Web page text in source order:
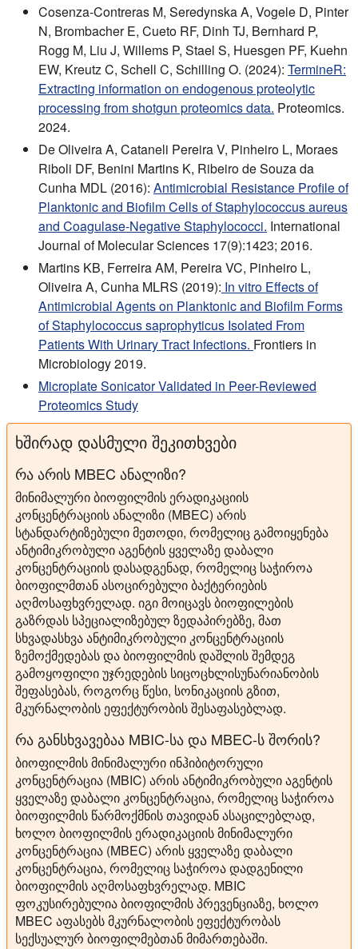
Cosenza-Contreras M, Seredynska A, Vogele D, Pinter
N, Brombacher E, Cueto RF, Dinh TJ, Bernhard P,
Rogg M, Liu J, Willems P, Stael S, Huesgen PF, Kuehn
EW, Kreutz C, Schell C, Schilling O. (2024): TermineR:
Extracting information on endogenous proteolytic
processing from shotgun proteomics data. Proteomics.
2024.
De Oliveira A, Cataneli Pereira V, Pinheiro L, Moraes
Riboli DF, Benini Martins K, Ribeiro de Souza da
Cunha MDL (2016): Antimicrobial Resistance Profile of
Planktonic and Biofilm Cells of Staphylococcus aureus
and Coagulase-Negative Staphylococci. International
Journal of Molecular Sciences 17(9):1423; 2016.
Martins KB, Ferreira AM, Pereira VC, Pinheiro L,
Oliveira A, Cunha MLRS (2019): In vitro Effects of
Antimicrobial Agents on Planktonic and Biofilm Forms
of Staphylococcus saprophyticus Isolated From
Patients With Urinary Tract Infections. Frontiers in
Microbiology 2019.
Microplate Sonicator Validated in Peer-Reviewed
Proteomics Study
ხშირად დასმული შეკითხვები
რა არის MBEC ანალიზი?
მინიმალური ბიოფილმის ერადიკაციის
კონცენტრაციის ანალიზი (MBEC) არის
სტანდარტიზებული მეთოდი, რომელიც გამოიყენება
ანტიმიკრობული აგენტის ყველაზე დაბალი
კონცენტრაციის დასადგენად, რომელიც საჭიროა
ბიოფილმთან ასოცირებული ბაქტერიების
აღმოსაფხვრელად. იგი მოიცავს ბიოფილების
გაზრდას სპეციალიზებულ ზედაპირებზე, მათ
სხვადასხვა ანტიმიკრობული კონცენტრაციის
ზემოქმედებას და ბიოფილმის დაშლის შემდეგ
გამოყოფილი უჯრედების სიცოცხლისუნარიანობის
შეფასებას, როგორც წესი, სონიკაციის გზით,
მკურნალობის ეფექტურობის შესაფასებლად.
რა განსხვავებაა MBIC-სა და MBEC-ს შორის?
ბიოფილმის მინიმალური ინჰიბიტორული
კონცენტრაცია (MBIC) არის ანტიმიკრობული აგენტის
ყველაზე დაბალი კონცენტრაცია, რომელიც საჭიროა
ბიოფილმის წარმოქმნის თავიდან ასაცილებლად,
ხოლო ბიოფილმის ერადიკაციის მინიმალური
კონცენტრაცია (MBEC) არის ყველაზე დაბალი
კონცენტრაცია, რომელიც საჭიროა დადგენილი
ბიოფილმის აღმოსაფხვრელად. MBIC
ფოკუსირებულია ბიოფილმის პრევენციაზე, ხოლო
MBEC აფასებს მკურნალობის ეფექტურობას
სექსუალურ ბიოფილმებთან მიმართებაში.